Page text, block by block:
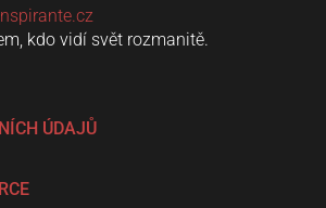
kdo vidí svět rozmanitě.
ÚDAJŮ